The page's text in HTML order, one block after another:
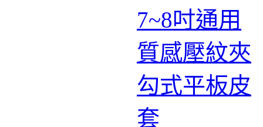
7~8吋通用
質感壓紋夾
勾式平板皮
套